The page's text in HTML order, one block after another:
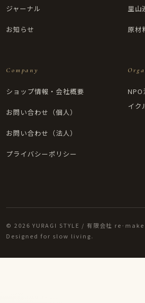
ジャーナル
お知らせ
里山
原材
Company
ショップ情報・会社概要
お問い合わせ（個人）
お問い合わせ（法人）
プライバシーポリシー
NPO
イク
© 2026 YURAGI STYLE / 有限会社 re·make
Designed for slow living.